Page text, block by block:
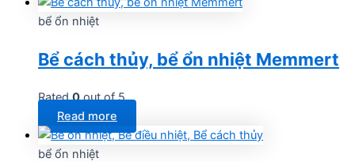
bể ổn nhiệt
Bể cách thủy, bể ổn nhiệt Memmert
Rated0out of 5
Read more
bể ổn nhiệt